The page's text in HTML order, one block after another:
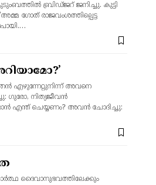
ബ്രിഡ്‌ജറ് ജനിച്ചു. കുട്ടി
ഗോത് രാജവംശത്തില്പെട്ട
എഴുന്നേറ്റുനിന്ന് അവനെ
ഗുരോ, നിത്യജീവൻ
എന്ത് ചെയ്യണം? അവൻ ചോദിച്ചു:
ദൈവാനുഭവത്തിലേക്കും